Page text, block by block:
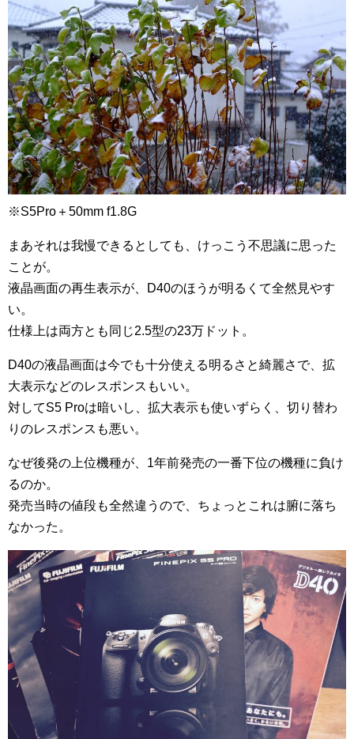
※S5Pro＋50mm f1.8G
まあそれは我慢できるとしても、けっこう不思議に思った
ことが。
液晶画面の再生表示が、D40のほうが明るくて全然見やす
い。
仕様上は両方とも同じ2.5型の23万ドット。
D40の液晶画面は今でも十分使える明るさと綺麗さで、拡
大表示などのレスポンスもいい。
対してS5 Proは暗いし、拡大表示も使いずらく、切り替わ
りのレスポンスも悪い。
なぜ後発の上位機種が、1年前発売の一番下位の機種に負け
るのか。
発売当時の値段も全然違うので、ちょっとこれは腑に落ち
なかった。